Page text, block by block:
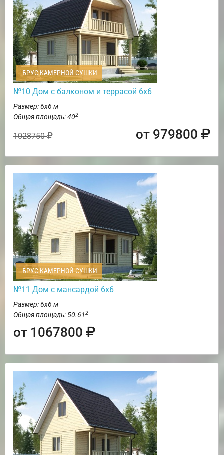
БРУС КАМЕРНОЙ СУШКИ
№10 Дом с балконом и террасой 6х6
Размер: 6х6 м
Общая площадь: 402
1028750 от 979800
БРУС КАМЕРНОЙ СУШКИ
№11 Дом с мансардой 6х6
Размер: 6х6 м
Общая площадь: 50.612
от 1067800